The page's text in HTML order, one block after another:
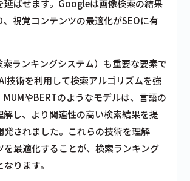
延ばせます。Googleは画像検索の結果
、視覚コンテンツの最適化がSEOに有
索ランキングシステム）も重要な要素で
技術を利用して検索アルゴリズムを強
MUMやBERTのようなモデルは、言語の
解し、より関連性の高い検索結果を提
発されました。これらの技術を理解
を最適化することが、検索ランキング
ります。